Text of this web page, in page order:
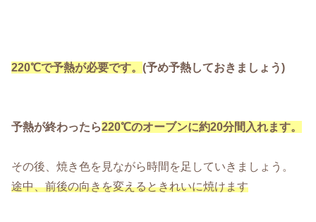
220℃で予熱が必要です。 (予め予熱しておきましょう)
予熱が終わったら220℃のオーブンに約20分間入れます。
その後、焼き色を見ながら時間を足していきましょう。
途中、前後の向きを変えるときれいに焼けます